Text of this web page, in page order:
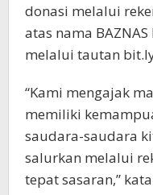
donasi melalui
atas nama
melalui tautan
“Kami mengajak
memiliki
saudara-saudara
salurkan melalui
tepat sasaran,”